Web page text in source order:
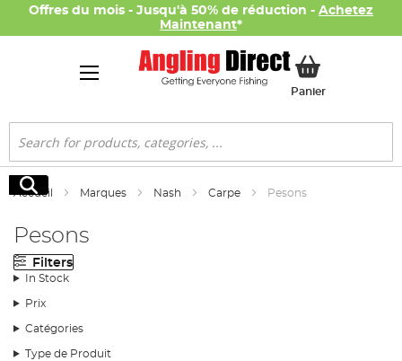
Offres du mois - Jusqu'à 50% de réduction - Achetez
Maintenant*
PanierMon panier
Rechercher
Rechercher
Accueil Marques Nash Carpe Pesons
Pesons
Filters
In Stock
Prix
Catégories
Type de Produit